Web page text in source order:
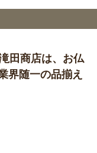
田商店は、 お仏
界随一の品揃え